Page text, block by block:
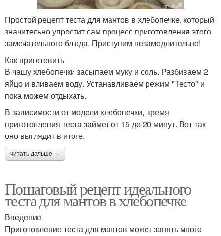
Простой рецепт теста для мантов в хлебопечке, который
значительно упростит сам процесс приготовления этого
замечательного блюда. Приступим незамедлительно!
Как приготовить
В чашу хлебопечки засыпаем муку и соль. Разбиваем 2
яйцо и вливаем воду. Устанавливаем режим "Тесто" и
пока можем отдыхать.
В зависимости от модели хлебопечки, время
приготовления теста займет от 15 до 20 минут. Вот так
оно выглядит в итоге.
читать дальше →
Пошаговый рецепт идеального
теста для мантов в хлебопечке
Введение
Приготовление теста для мантов может занять много